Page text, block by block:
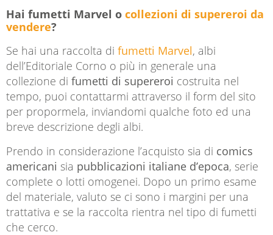
Hai fumetti Marvel o collezioni di supereroi da
vendere?
Se hai una raccolta di fumetti Marvel, albi
dell’Editoriale Corno o più in generale una
collezione di fumetti di supereroi costruita nel
tempo, puoi contattarmi attraverso il form del sito
per propormela, inviandomi qualche foto ed una
breve descrizione degli albi.
Prendo in considerazione l’acquisto sia di comics
americani sia pubblicazioni italiane d’epoca, serie
complete o lotti omogenei. Dopo un primo esame
del materiale, valuto se ci sono i margini per una
trattativa e se la raccolta rientra nel tipo di fumetti
che cerco.